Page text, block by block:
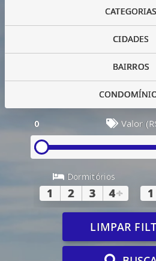
CATEGORIAS
CIDADES
BAIRROS
0 Valor
Dormitórios
1 2 3 4+ 1
LIMPAR